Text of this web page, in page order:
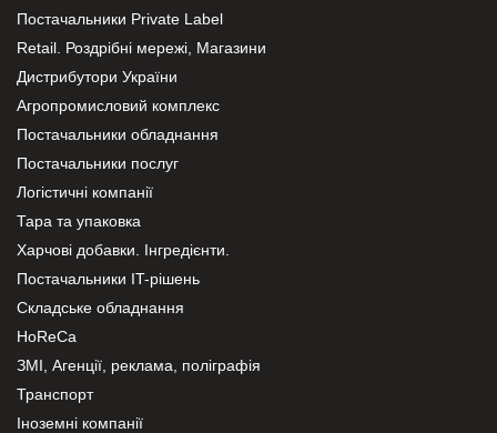
Постачальники Private Label
Retail. Роздрібні мережі, Магазини
Дистрибутори України
Агропромисловий комплекс
Постачальники обладнання
Постачальники послуг
Логістичні компанії
Тара та упаковка
Харчові добавки. Інгредієнти.
Постачальники IT-рішень
Складське обладнання
HoReCa
ЗМІ, Агенції, реклама, поліграфія
Транспорт
Іноземні компанії